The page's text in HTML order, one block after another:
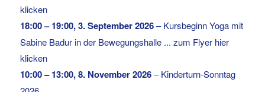
klicken
18:00– 19:00,3. September 2026–Kursbeginn Yoga mit
Sabine Badur in der Bewegungshalle ... zum Flyer hier
klicken
10:00– 13:00,8. November 2026–Kinderturn-Sonntag